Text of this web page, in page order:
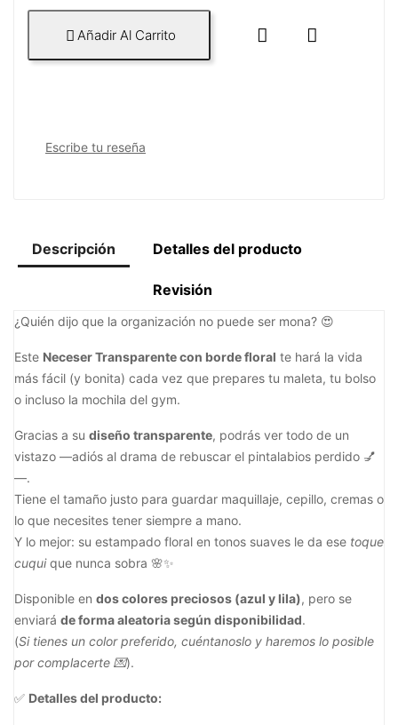
 Añadir Al Carrito  
Escribe tu reseña
Descripción Detalles del producto
Revisión
¿Quién dijo que la organización no puede ser mona? 😍
Este Neceser Transparente con borde floral te hará la vida
más fácil (y bonita) cada vez que prepares tu maleta, tu bolso
o incluso la mochila del gym.
Gracias a su diseño transparente, podrás ver todo de un
vistazo —adiós al drama de rebuscar el pintalabios perdido 💅
—.
Tiene el tamaño justo para guardar maquillaje, cepillo, cremas o
lo que necesites tener siempre a mano.
Y lo mejor: su estampado floral en tonos suaves le da ese toque
cuquique nunca sobra 🌸✨
Disponible en dos colores preciosos (azul y lila), pero se
enviará de forma aleatoria según disponibilidad.
(Si tienes un color preferido, cuéntanoslo y haremos lo posible
por complacerte 💌).
✅ Detalles del producto: